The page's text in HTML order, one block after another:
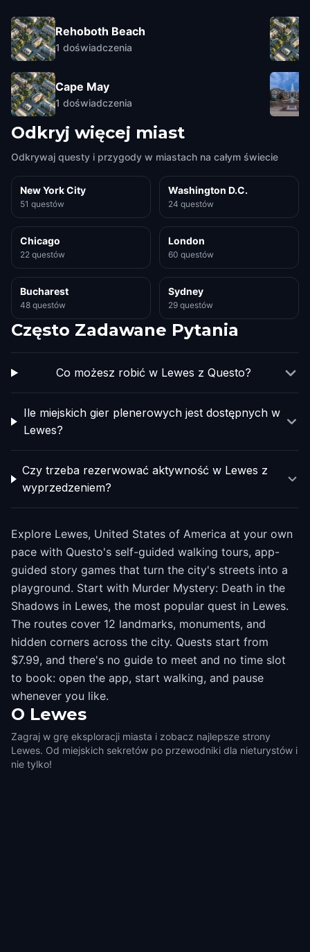
Rehoboth Beach
1 doświadczenia
Cape May
1 doświadczenia
Odkryj więcej miast
Odkrywaj questy i przygody w miastach na całym świecie
New York City
51 questów
Washington D.C.
24 questów
Chicago
22 questów
London
60 questów
Bucharest
48 questów
Sydney
29 questów
Często Zadawane Pytania
Co możesz robić w Lewes z Questo?
Ile miejskich gier plenerowych jest dostępnych w
Lewes?
Czy trzeba rezerwować aktywność w Lewes z
wyprzedzeniem?
Explore Lewes, United States of America at your own
pace with Questo's self-guided walking tours, app-
guided story games that turn the city's streets into a
playground. Start with Murder Mystery: Death in the
Shadows in Lewes, the most popular quest in Lewes.
The routes cover 12 landmarks, monuments, and
hidden corners across the city. Quests start from
$7.99, and there's no guide to meet and no time slot
to book: open the app, start walking, and pause
whenever you like.
O Lewes
Zagraj w grę eksploracji miasta i zobacz najlepsze strony
Lewes. Od miejskich sekretów po przewodniki dla nieturystów i
nie tylko!